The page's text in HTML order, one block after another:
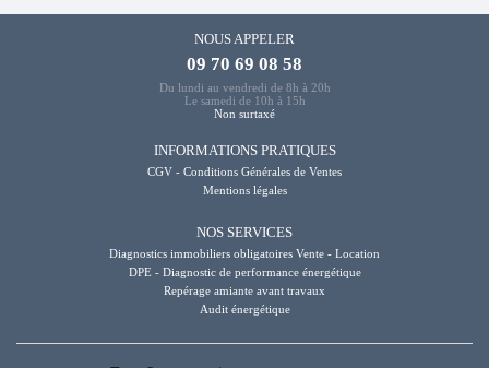
NOUS APPELER
09 70 69 08 58
Du lundi au vendredi de 8h à 20h
Le samedi de 10h à 15h
Non surtaxé
INFORMATIONS PRATIQUES
CGV - Conditions Générales de Ventes
Mentions légales
NOS SERVICES
Diagnostics immobiliers obligatoires Vente - Location
DPE - Diagnostic de performance énergétique
Repérage amiante avant travaux
Audit énergétique